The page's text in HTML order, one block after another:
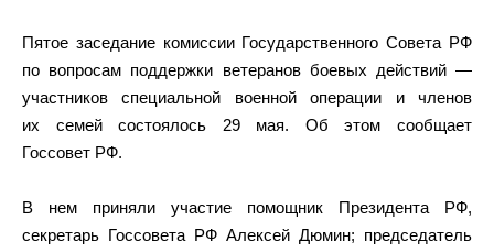
Пятое заседание комиссии Государственного Совета РФ
по вопросам поддержки ветеранов боевых действий —
участников специальной военной операции и членов
их семей состоялось 29 мая. Об этом сообщает
Госсовет РФ.
В нем приняли участие помощник Президента РФ,
секретарь Госсовета РФ Алексей Дюмин; председатель